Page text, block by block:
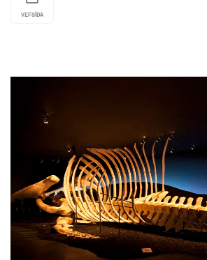
Í Hænuvík er handverkshúsið
VEFSÍÐA